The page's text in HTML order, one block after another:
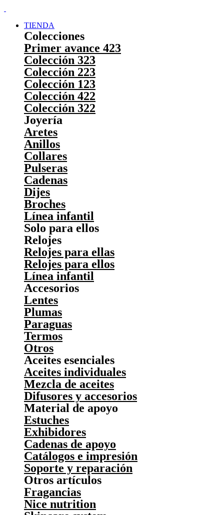
TIENDA
Colecciones
Primer avance 423
Colección 323
Colección 223
Colección 123
Colección 422
Colección 322
Joyería
Aretes
Anillos
Collares
Pulseras
Cadenas
Dijes
Broches
Línea infantil
Solo para ellos
Relojes
Relojes para ellas
Relojes para ellos
Línea infantil
Accesorios
Lentes
Plumas
Paraguas
Termos
Otros
Aceites esenciales
Aceites individuales
Mezcla de aceites
Difusores y accesorios
Material de apoyo
Estuches
Exhibidores
Cadenas de apoyo
Catálogos e impresión
Soporte y reparación
Otros artículos
Fragancias
Nice nutrition